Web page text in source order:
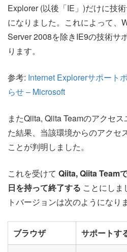
Explorer (以後「IE」)だけに技
になりました。これによって、
Server 2008を除きIE9の技術サ
ります。
参考: Internet Explorerサポート
らせ – Microsoft
またQiita, Qiita Teamのアクセ
た結果、当該環境からのアクセ
ことが判明しました。
これを受けて Qiita, Qiita Team
日を持って終了する ことにしま
トバージョンは次のようになり
ブラウザ
サポートす